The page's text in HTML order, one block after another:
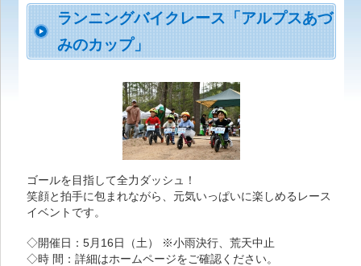
ランニングバイクレース「アルプスあづ
みのカップ」
ゴールを目指して全力ダッシュ！
笑顔と拍手に包まれながら、元気いっぱいに楽しめるレース
イベントです。
◇開催日：5月16日（土） ※小雨決行、荒天中止
◇時 間：詳細はホームページをご確認ください。